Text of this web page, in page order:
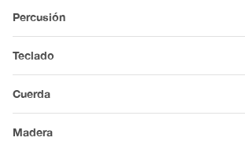
Percusión
Teclado
Cuerda
Madera